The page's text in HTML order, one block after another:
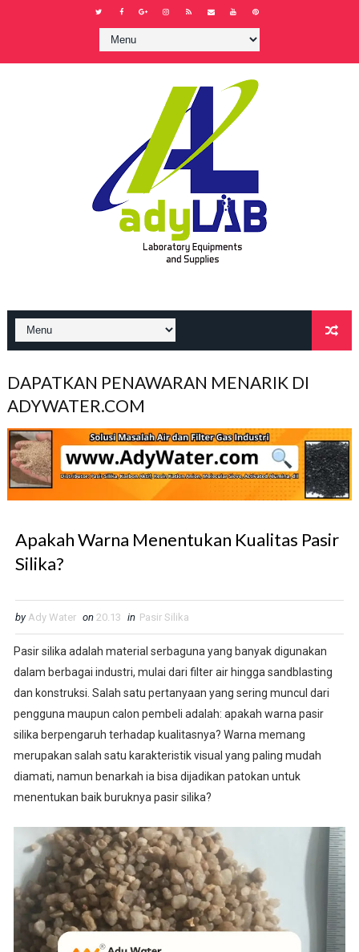
DAPATKAN PENAWARAN MENARIK DI
ADYWATER.COM
Apakah Warna Menentukan Kualitas Pasir
Silika?
by Ady Water on 20.13 in Pasir Silika
Pasir silika adalah material serbaguna yang banyak digunakan
dalam berbagai industri, mulai dari filter air hingga sandblasting
dan konstruksi. Salah satu pertanyaan yang sering muncul dari
pengguna maupun calon pembeli adalah: apakah warna pasir
silika berpengaruh terhadap kualitasnya? Warna memang
merupakan salah satu karakteristik visual yang paling mudah
diamati, namun benarkah ia bisa dijadikan patokan untuk
menentukan baik buruknya pasir silika?